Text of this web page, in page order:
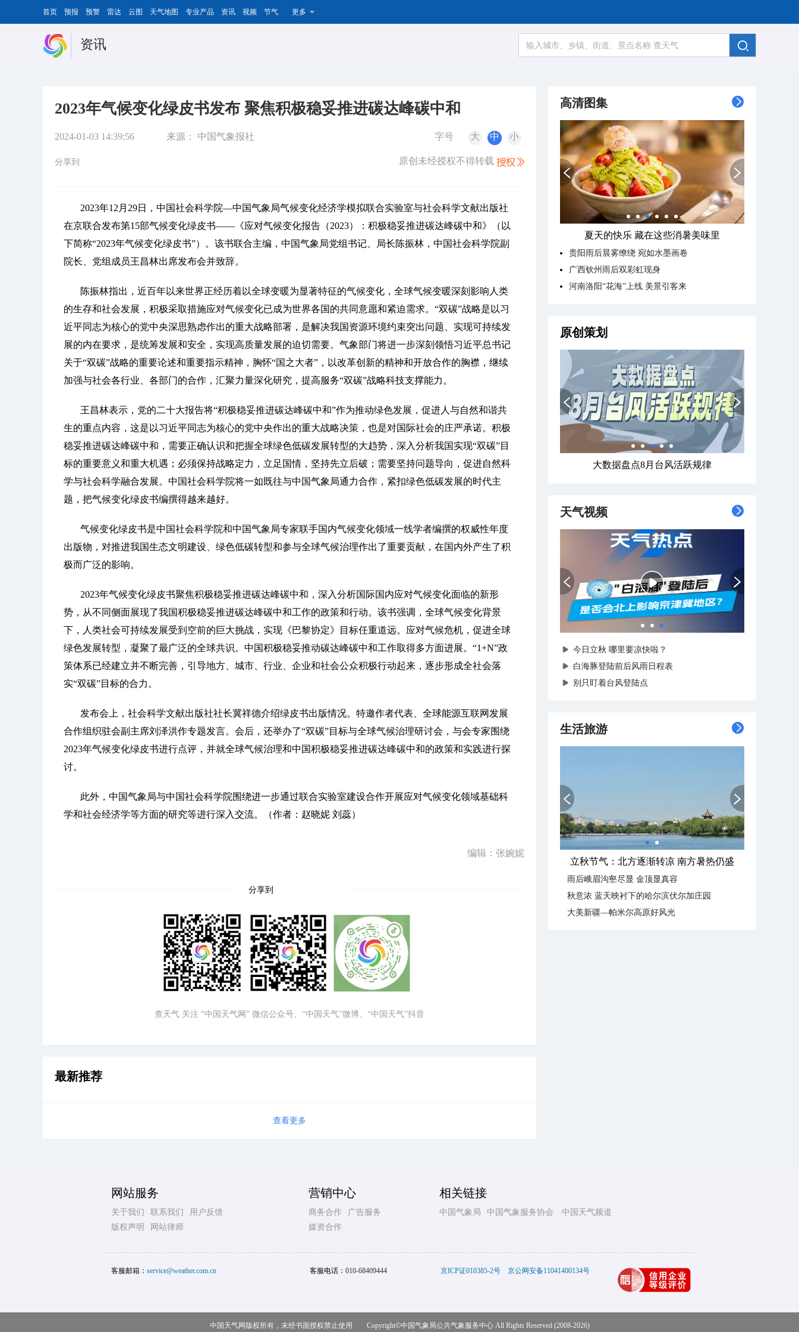
首页 预报 预警 雷达 云图 天气地图 专业产品 资讯 视频 节气 更多
资讯
2023年气候变化绿皮书发布 聚焦积极稳妥推进碳达峰碳中和
2024-01-03 14:39:56 来源： 中国气象报社 字号 大 中 小
分享到 原创未经授权不得转载
2023年12月29日，中国社会科学院—中国气象局气候变化经济学模拟联合实验室与社会科学文献出版社
在京联合发布第15部气候变化绿皮书——《应对气候变化报告（2023）：积极稳妥推进碳达峰碳中和》（以
下简称“2023年气候变化绿皮书”）。该书联合主编，中国气象局党组书记、局长陈振林，中国社会科学院副
院长、党组成员王昌林出席发布会并致辞。
陈振林指出，近百年以来世界正经历着以全球变暖为显著特征的气候变化，全球气候变暖深刻影响人类
的生存和社会发展，积极采取措施应对气候变化已成为世界各国的共同意愿和紧迫需求。“双碳”战略是以习
近平同志为核心的党中央深思熟虑作出的重大战略部署，是解决我国资源环境约束突出问题、实现可持续发
展的内在要求，是统筹发展和安全，实现高质量发展的迫切需要。气象部门将进一步深刻领悟习近平总书记
关于“双碳”战略的重要论述和重要指示精神，胸怀“国之大者”，以改革创新的精神和开放合作的胸襟，继续
加强与社会各行业、各部门的合作，汇聚力量深化研究，提高服务“双碳”战略科技支撑能力。
王昌林表示，党的二十大报告将“积极稳妥推进碳达峰碳中和”作为推动绿色发展，促进人与自然和谐共
生的重点内容，这是以习近平同志为核心的党中央作出的重大战略决策，也是对国际社会的庄严承诺。积极
稳妥推进碳达峰碳中和，需要正确认识和把握全球绿色低碳发展转型的大趋势，深入分析我国实现“双碳”目
标的重要意义和重大机遇；必须保持战略定力，立足国情，坚持先立后破；需要坚持问题导向，促进自然科
学与社会科学融合发展。中国社会科学院将一如既往与中国气象局通力合作，紧扣绿色低碳发展的时代主
题，把气候变化绿皮书编撰得越来越好。
气候变化绿皮书是中国社会科学院和中国气象局专家联手国内气候变化领域一线学者编撰的权威性年度
出版物，对推进我国生态文明建设、绿色低碳转型和参与全球气候治理作出了重要贡献，在国内外产生了积
极而广泛的影响。
2023年气候变化绿皮书聚焦积极稳妥推进碳达峰碳中和，深入分析国际国内应对气候变化面临的新形
势，从不同侧面展现了我国积极稳妥推进碳达峰碳中和工作的政策和行动。该书强调，全球气候变化背景
下，人类社会可持续发展受到空前的巨大挑战，实现《巴黎协定》目标任重道远。应对气候危机，促进全球
绿色发展转型，凝聚了最广泛的全球共识。中国积极稳妥推动碳达峰碳中和工作取得多方面进展。“1+N”政
策体系已经建立并不断完善，引导地方、城市、行业、企业和社会公众积极行动起来，逐步形成全社会落
实“双碳”目标的合力。
发布会上，社会科学文献出版社社长冀祥德介绍绿皮书出版情况。特邀作者代表、全球能源互联网发展
合作组织驻会副主席刘泽洪作专题发言。会后，还举办了“双碳”目标与全球气候治理研讨会，与会专家围绕
2023年气候变化绿皮书进行点评，并就全球气候治理和中国积极稳妥推进碳达峰碳中和的政策和实践进行探
讨。
此外，中国气象局与中国社会科学院围绕进一步通过联合实验室建设合作开展应对气候变化领域基础科
学和社会经济学等方面的研究等进行深入交流。（作者：赵晓妮 刘蕊）
编辑：张婉妮
分享到
查天气 关注 “中国天气网” 微信公众号、“中国天气”微博、“中国天气”抖音
最新推荐
查看更多
高清图集
夏天的快乐 藏在这些消暑美味里
贵阳雨后晨雾缭绕 宛如水墨画卷
广西钦州雨后双彩虹现身
河南洛阳“花海”上线 美景引客来
原创策划
大数据盘点8月台风活跃规律
天气视频
今日立秋 哪里要凉快啦？
白海豚登陆前后风雨日程表
别只盯着台风登陆点
生活旅游
立秋节气：北方逐渐转凉 南方暑热仍盛
雨后峨眉沟壑尽显 金顶显真容
秋意浓 蓝天映衬下的哈尔滨伏尔加庄园
大美新疆—帕米尔高原好风光
网站服务
关于我们 联系我们
用户反馈
版权声明
网站律师
营销中心
商务合作
广告服务
媒资合作
相关链接
中国气象局 中国气象服务协会 中国天气频道
客服邮箱： service@weather.com.cn 客服电话： 010-68409444 京ICP证010385-2号 京公网安备11041400134号
中国天气网版权所有，未经书面授权禁止使用 Copyright©中国气象局公共气象服务中心All Rights Reserved (2008-2026)